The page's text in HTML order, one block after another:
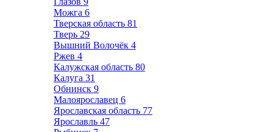
Можга 6
Тверская область 81
Тверь 29
Вышний Волочёк 4
Ржев 4
Калужская область 80
Калуга 31
Обнинск 9
Малоярославец 6
Ярославская область 77
Ярославль 47